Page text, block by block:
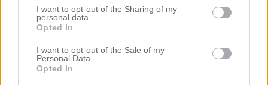
I want to opt-out of the Sharing of my
personal data.
Opted In
I want to opt-out of the Sale of my
Personal Data.
Opted In
att göra en inbakad fläta – sätt upp de hår som faller
ner med några hårspännen och toppa med ett fint
diadem. Snyggt, välgjort (väldigt enkelt) och du
slipper slita på håret i onödan.